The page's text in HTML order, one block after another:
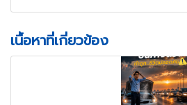
เนื้อหาที่เกี่ยวข้อง